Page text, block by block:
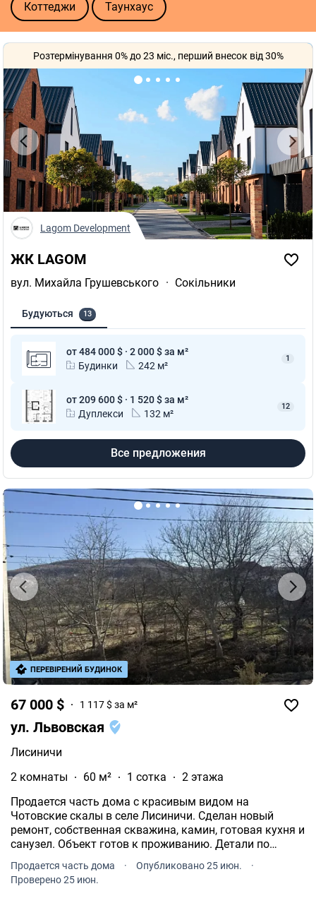
Коттеджи Таунхаус
ЖК LAGOM
вул. Михайла Грушевського · Сокільники
Будуються 13
от 484 000 $ · 2 000 $ за м²
Будинки
242 м²
1
от 209 600 $ · 1 520 $ за м²
Дуплекси
132 м²
12
Все предложения
Розтермінування 0% до 23 міс., перший внесок від 30%
Lagom Development
67 000 $ 1 117 $ за м²
ул. Львовская
Лисиничи
2 комнаты
60 м² 1 сотка
2 этажа
Продается часть дома с красивым видом на
Чотовские скалы в селе Лисиничи. Сделан новый
ремонт, собственная скважина, камин, готовая кухня и
санузел. Объект готов к проживанию. Детали по
Продается часть дома · Опубликовано 25 июн.
·
Проверено 25 июн.
ПЕРЕВІРЕНИЙ БУДИНОК